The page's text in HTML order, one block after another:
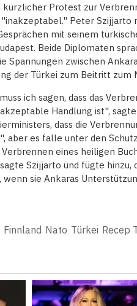
kürzlicher Protest zur
Peter Szijjarto
mit seinem
Beide Diplomaten
Spannungen zwischen
der Türkei zum Beitritt zum
ich sagen, dass das
Handlung ist",
dass die
aber es falle unter den
Verbrennen eines heiligen
Szijjarto und fügte hinzu,
sie Ankaras
Finnland Nato Türkei Recep